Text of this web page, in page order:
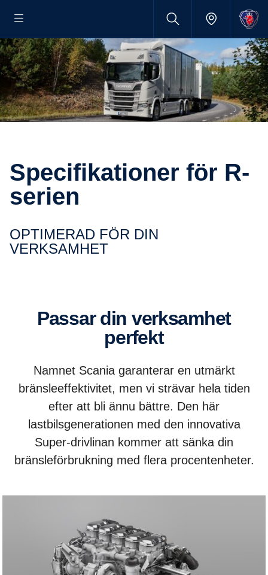
Specifikationer för R-
serien
OPTIMERAD FÖR DIN
VERKSAMHET
Passar din verksamhet
perfekt
Namnet Scania garanterar en utmärkt
bränsleeffektivitet, men vi strävar hela tiden
efter att bli ännu bättre. Den här
lastbilsgenerationen med den innovativa
Super-drivlinan kommer att sänka din
bränsleförbrukning med flera procentenheter.